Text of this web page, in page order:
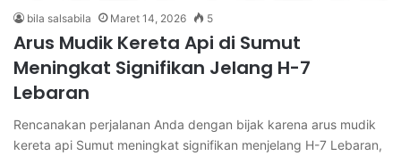
bila salsabila Maret 14, 2026 5
Arus Mudik Kereta Api di Sumut
Meningkat Signifikan Jelang H-7
Lebaran
Rencanakan perjalanan Anda dengan bijak karena arus mudik
kereta api Sumut meningkat signifikan menjelang H-7 Lebaran,